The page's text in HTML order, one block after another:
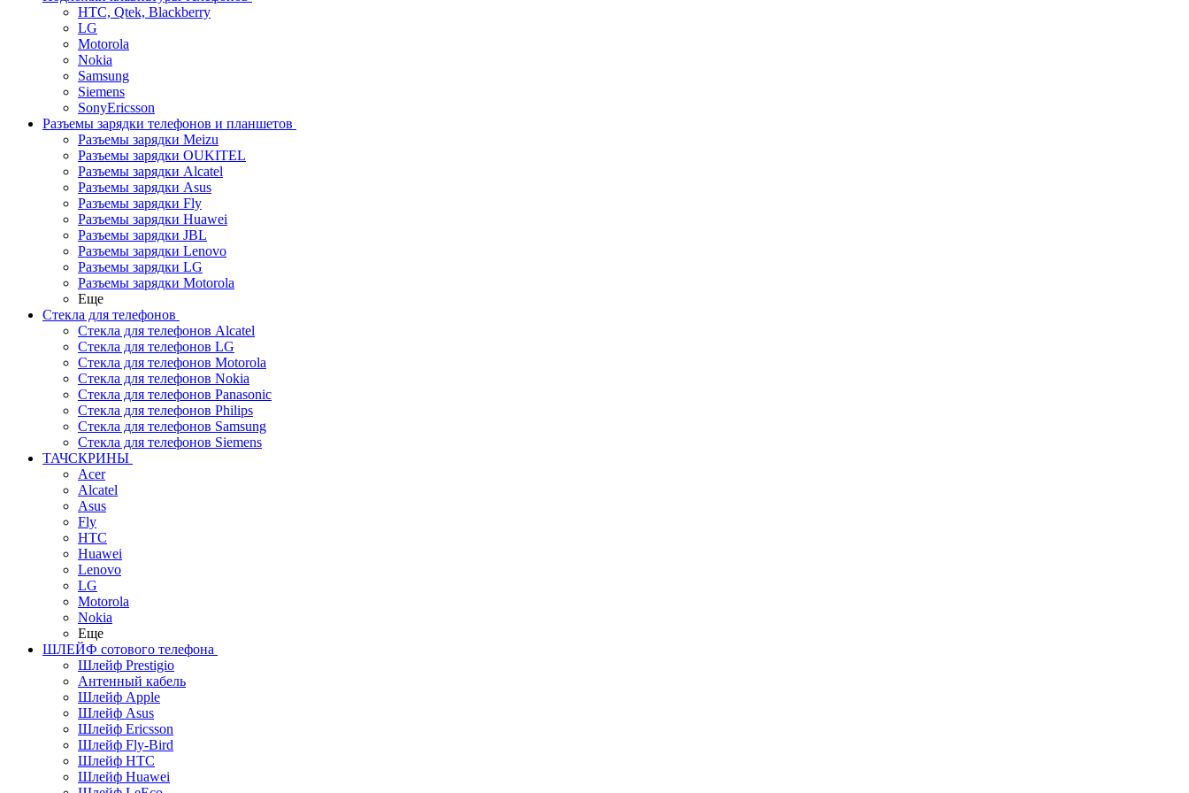
HTC, Qtek, Blackberry
LG
Motorola
Nokia
Samsung
Siemens
SonyEricsson
Разъемы зарядки телефонов и планшетов
Разъемы зарядки Meizu
Разъемы зарядки OUKITEL
Разъемы зарядки Alcatel
Разъемы зарядки Asus
Разъемы зарядки Fly
Разъемы зарядки Huawei
Разъемы зарядки JBL
Разъемы зарядки Lenovo
Разъемы зарядки LG
Разъемы зарядки Motorola
Еще
Стекла для телефонов
Стекла для телефонов Alcatel
Стекла для телефонов LG
Стекла для телефонов Motorola
Стекла для телефонов Nokia
Стекла для телефонов Panasonic
Стекла для телефонов Philips
Стекла для телефонов Samsung
Стекла для телефонов Siemens
ТАЧСКРИНЫ
Acer
Alcatel
Asus
Fly
HTC
Huawei
Lenovo
LG
Motorola
Nokia
Еще
ШЛЕЙФ сотового телефона
Шлейф Prestigio
Антенный кабель
Шлейф Apple
Шлейф Asus
Шлейф Ericsson
Шлейф Fly-Bird
Шлейф HTC
Шлейф Huawei